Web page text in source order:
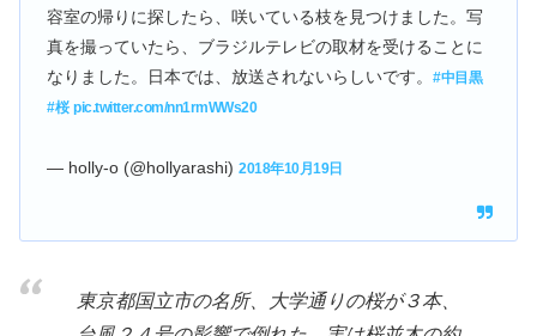
容室の帰りに探したら、咲いている枝を見つけました。写
真を撮っていたら、ブラジルテレビの取材を受けることに
なりました。日本では、放送されないらしいです。 #中目黒
#桜 pic.twitter.com/nn1rmWWs20
— holly-o (@hollyarashi) 2018年10月19日
東京都国立市の名所、大学通りの桜が３本、